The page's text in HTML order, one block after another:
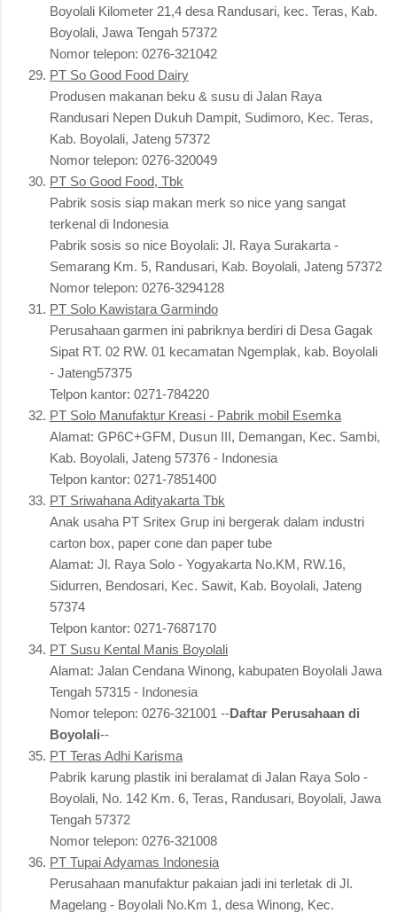
Boyolali Kilometer 21,4 desa Randusari, kec. Teras, Kab.
Boyolali, Jawa Tengah 57372
Nomor telepon: 0276-321042
PT So Good Food Dairy
Produsen makanan beku & susu di Jalan Raya
Randusari Nepen Dukuh Dampit, Sudimoro, Kec. Teras,
Kab. Boyolali, Jateng 57372
Nomor telepon: 0276-320049
PT So Good Food, Tbk
Pabrik sosis siap makan merk so nice yang sangat
terkenal di Indonesia
Pabrik sosis so nice Boyolali: Jl. Raya Surakarta -
Semarang Km. 5, Randusari, Kab. Boyolali, Jateng 57372
Nomor telepon: 0276-3294128
PT Solo Kawistara Garmindo
Perusahaan garmen ini pabriknya berdiri di Desa Gagak
Sipat RT. 02 RW. 01 kecamatan Ngemplak, kab. Boyolali
- Jateng57375
Telpon kantor: 0271-784220
PT Solo Manufaktur Kreasi - Pabrik mobil Esemka
Alamat: GP6C+GFM, Dusun III, Demangan, Kec. Sambi,
Kab. Boyolali, Jateng 57376 - Indonesia
Telpon kantor: 0271-7851400
PT Sriwahana Adityakarta Tbk
Anak usaha PT Sritex Grup ini bergerak dalam industri
carton box, paper cone dan paper tube
Alamat: Jl. Raya Solo - Yogyakarta No.KM, RW.16,
Sidurren, Bendosari, Kec. Sawit, Kab. Boyolali, Jateng
57374
Telpon kantor: 0271-7687170
PT Susu Kental Manis Boyolali
Alamat: Jalan Cendana Winong, kabupaten Boyolali Jawa
Tengah 57315 - Indonesia
Nomor telepon: 0276-321001 --Daftar Perusahaan di
Boyolali--
PT Teras Adhi Karisma
Pabrik karung plastik ini beralamat di Jalan Raya Solo -
Boyolali, No. 142 Km. 6, Teras, Randusari, Boyolali, Jawa
Tengah 57372
Nomor telepon: 0276-321008
PT Tupai Adyamas Indonesia
Perusahaan manufaktur pakaian jadi ini terletak di Jl.
Magelang - Boyolali No.Km 1, desa Winong, Kec.